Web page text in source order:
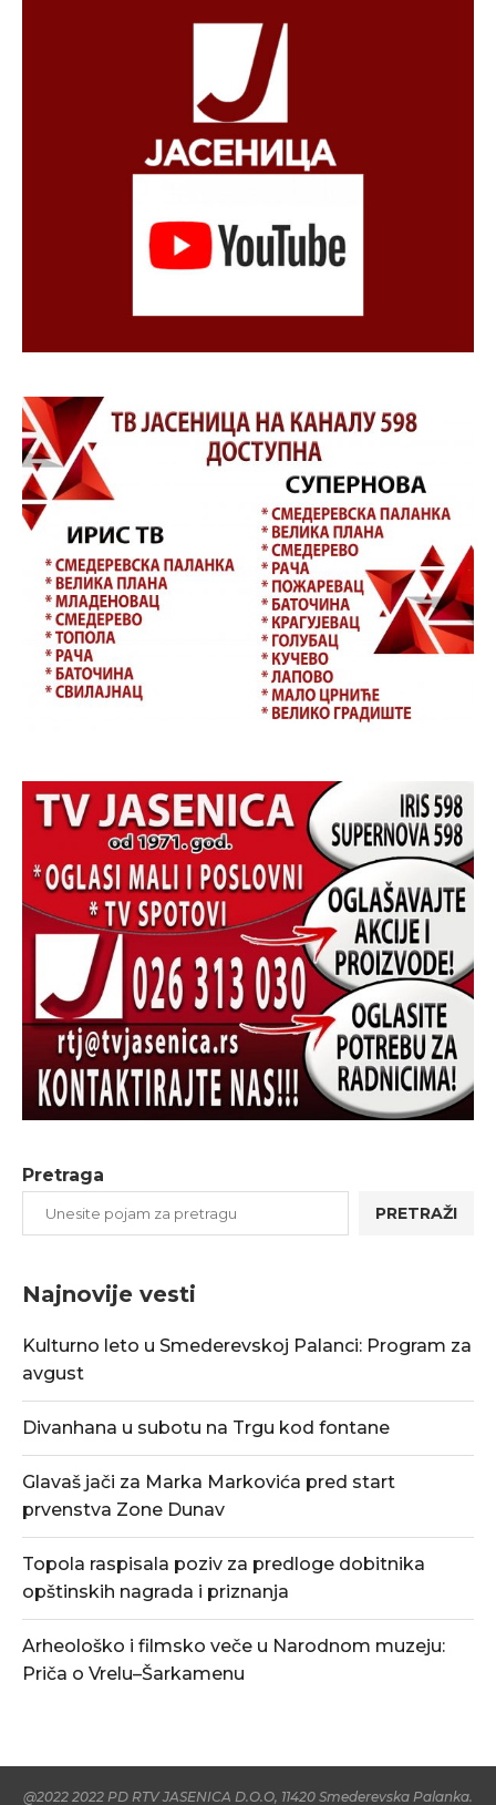
Pretraga
PRETRAŽI
Najnovije vesti
Kulturno leto u Smederevskoj Palanci: Program za
avgust
Divanhana u subotu na Trgu kod fontane
Glavaš jači za Marka Markovića pred start
prvenstva Zone Dunav
Topola raspisala poziv za predloge dobitnika
opštinskih nagrada i priznanja
Arheološko i filmsko veče u Narodnom muzeju:
Priča o Vrelu–Šarkamenu
@2022 2022 PD RTV JASENICA D.O.O, 11420 Smederevska Palanka.